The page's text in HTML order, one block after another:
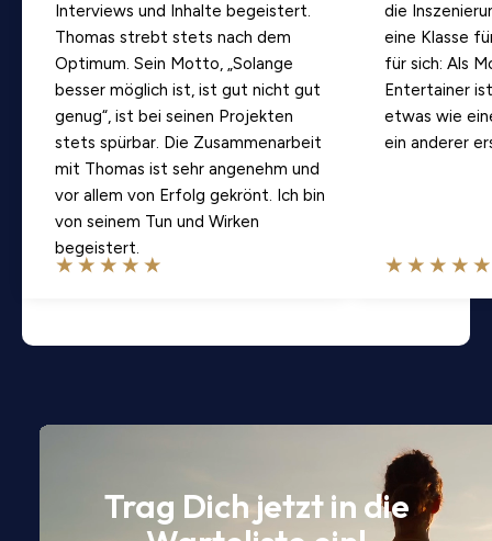
Interviews und Inhalte begeistert.
Thomas strebt stets nach dem
Optimum. Sein Motto, „Solange
besser möglich ist, ist gut nicht gut
genug“, ist bei seinen Projekten
stets spürbar. Die Zusammenarbeit
mit Thomas ist sehr angenehm und
vor allem von Erfolg gekrönt. Ich bin
von seinem Tun und Wirken
begeistert.
die
eine Klasse
für sich: Als
Entertainer
etwas wie
ein anderer
Trag Dich jetzt in die